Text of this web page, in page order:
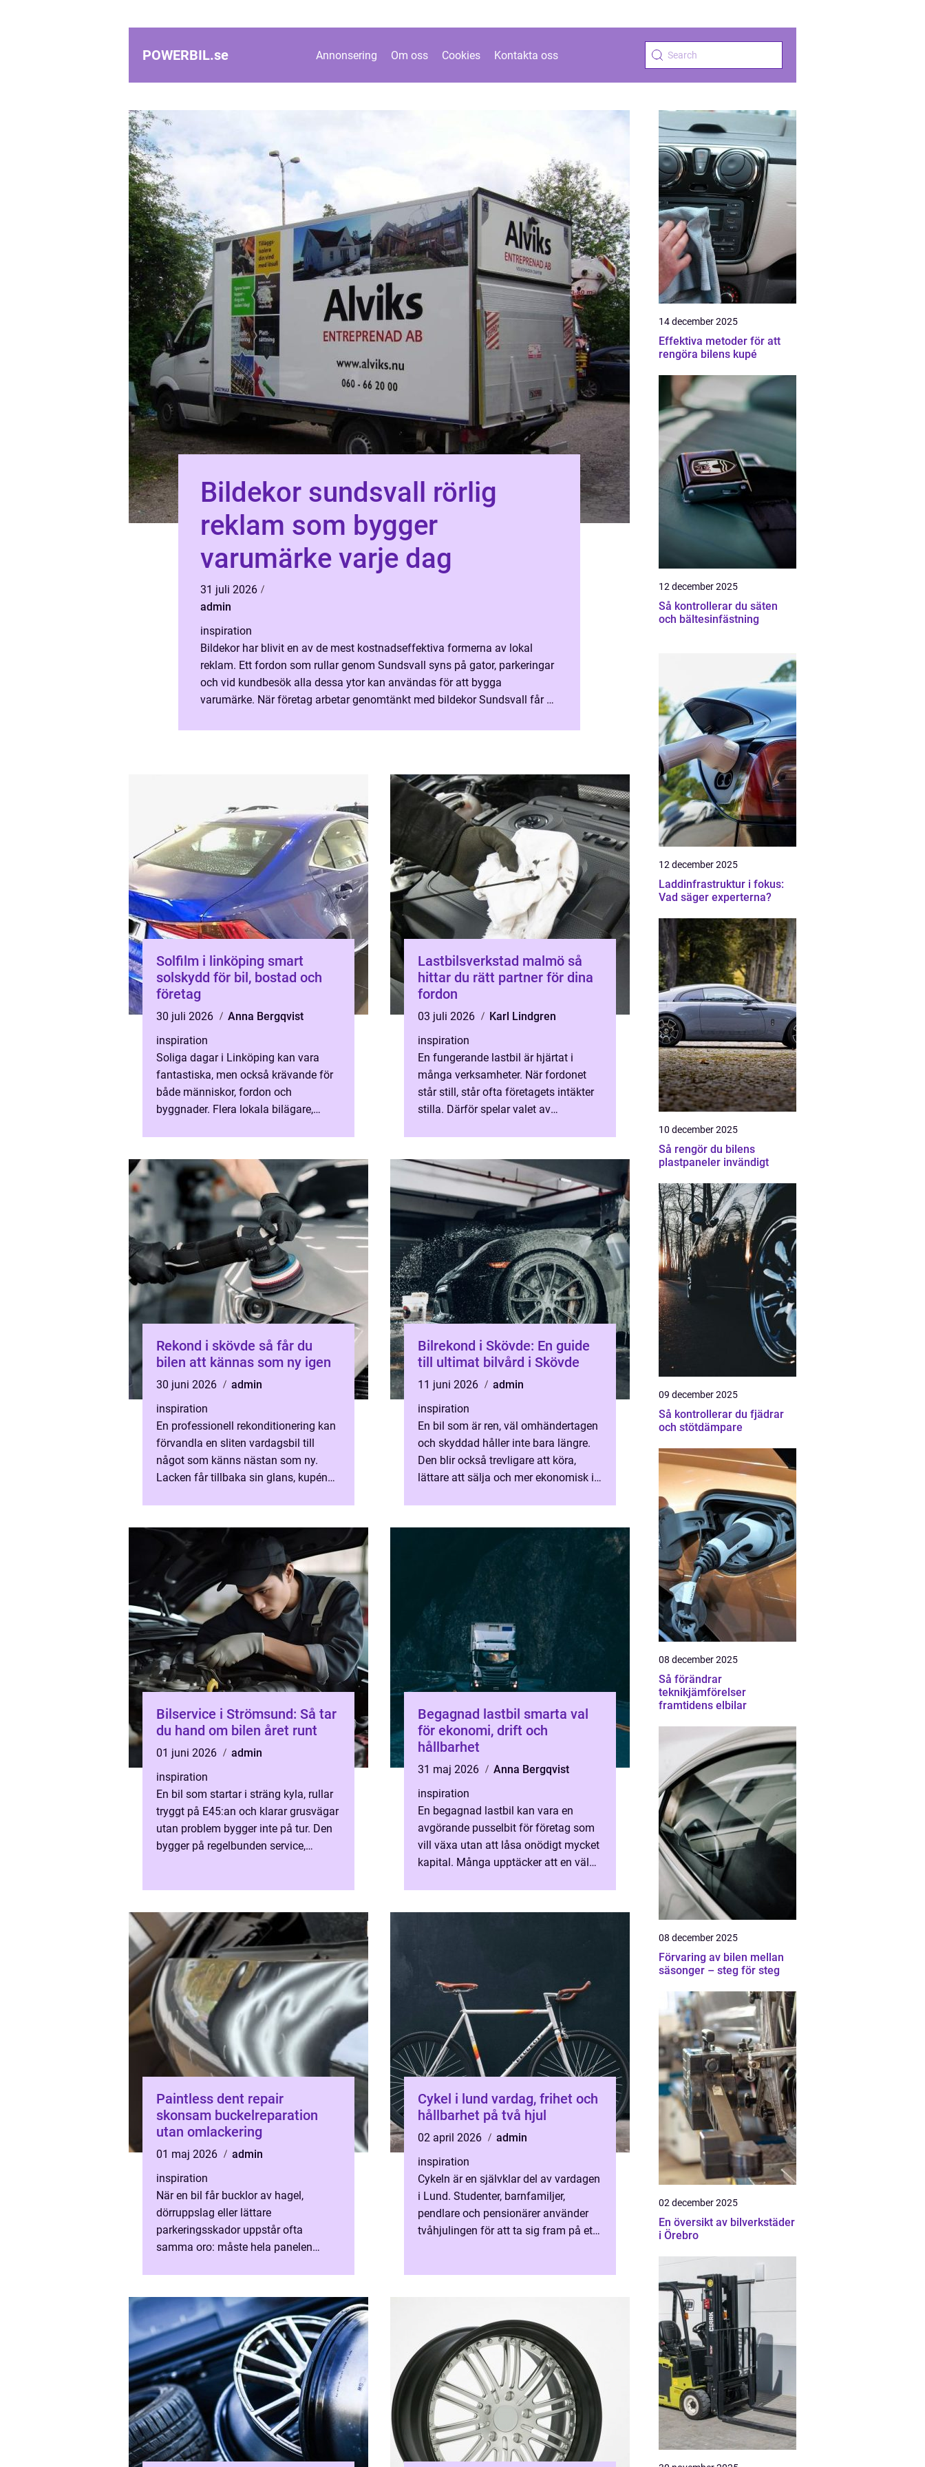
POWERBIL.se Annonsering Om oss Cookies Kontakta oss
Bildekor sundsvall rörlig
reklam som bygger
varumärke varje dag
31 juli 2026
admin
inspiration
Bildekor har blivit en av de mest kostnadseffektiva formerna av lokal
reklam. Ett fordon som rullar genom Sundsvall syns på gator, parkeringar
och vid kundbesök alla dessa ytor kan användas för att bygga
varumärke. När företag arbetar genomtänkt med bildekor Sundsvall får de
samma...
Solfilm i linköping smart
solskydd för bil, bostad och
företag
30 juli 2026
Anna Bergqvist
inspiration
Soliga dagar i Linköping kan vara
fantastiska, men också krävande för
både människor, fordon och
byggnader. Flera lokala bilägare,
Lastbilsverkstad malmö så
hittar du rätt partner för dina
fordon
03 juli 2026
Karl Lindgren
inspiration
En fungerande lastbil är hjärtat i
många verksamheter. När fordonet
står still, står ofta företagets intäkter
stilla. Därför spelar valet av
Rekond i skövde så får du
bilen att kännas som ny igen
30 juni 2026
admin
inspiration
En professionell rekonditionering kan
förvandla en sliten vardagsbil till
något som känns nästan som ny.
Lacken får tillbaka sin glans, kupén
Bilrekond i Skövde: En guide
till ultimat bilvård i Skövde
11 juni 2026
admin
inspiration
En bil som är ren, väl omhändertagen
och skyddad håller inte bara längre.
Den blir också trevligare att köra,
lättare att sälja och mer ekonomisk i
Bilservice i Strömsund: Så tar
du hand om bilen året runt
01 juni 2026
admin
inspiration
En bil som startar i sträng kyla, rullar
tryggt på E45:an och klarar grusvägar
utan problem bygger inte på tur. Den
bygger på regelbunden service,
Begagnad lastbil smarta val
för ekonomi, drift och
hållbarhet
31 maj 2026
Anna Bergqvist
inspiration
En begagnad lastbil kan vara en
avgörande pusselbit för företag som
vill växa utan att låsa onödigt mycket
kapital. Många upptäcker att en väl
funktio...
Paintless dent repair
skonsam buckelreparation
utan omlackering
01 maj 2026
admin
inspiration
När en bil får bucklor av hagel,
dörruppslag eller lättare
parkeringsskador uppstår ofta
samma oro: måste hela panelen
upptäcker att bucklo...
Cykel i lund vardag, frihet och
hållbarhet på två hjul
02 april 2026
admin
inspiration
Cykeln är en självklar del av vardagen
i Lund. Studenter, barnfamiljer,
pendlare och pensionärer använder
tvåhjulingen för att ta sig fram på ett
14 december 2025
Effektiva metoder för att
rengöra bilens kupé
12 december 2025
Så kontrollerar du säten
och bältesinfästning
12 december 2025
Laddinfrastruktur i fokus:
Vad säger experterna?
10 december 2025
Så rengör du bilens
plastpaneler invändigt
09 december 2025
Så kontrollerar du fjädrar
och stötdämpare
08 december 2025
Så förändrar
teknikjämförelser
framtidens elbilar
08 december 2025
Förvaring av bilen mellan
säsonger – steg för steg
02 december 2025
En översikt av bilverkstäder
i Örebro